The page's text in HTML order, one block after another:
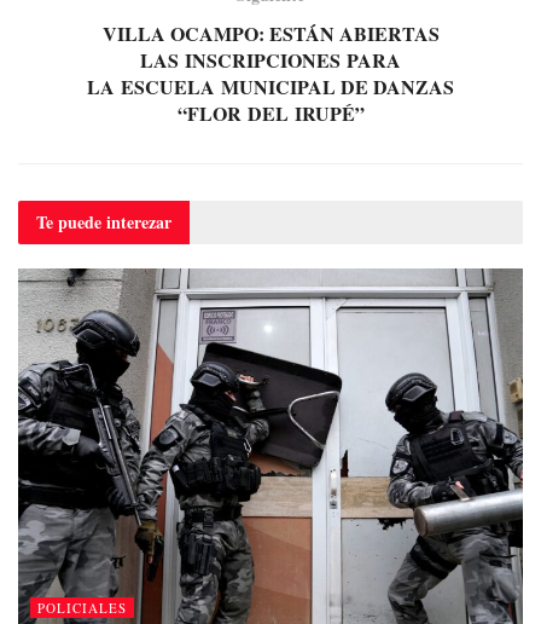
VILLA OCAMPO: ESTÁN ABIERTAS
LAS INSCRIPCIONES PARA
LA ESCUELA MUNICIPAL DE DANZAS
“FLOR DEL IRUPÉ”
Te puedeinterezar
POLICIALES